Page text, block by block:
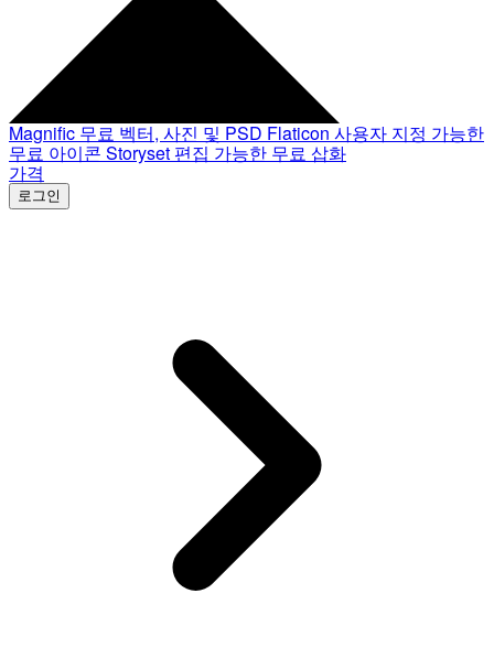
Magnific 무료 벡터, 사진 및 PSD Flaticon 사용자 지정 가능한
무료 아이콘 Storyset 편집 가능한 무료 삽화
가격
로그인